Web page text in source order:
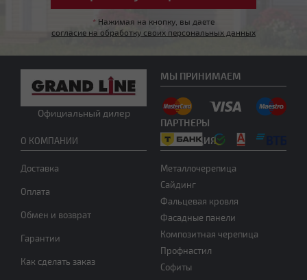
* Нажимая на кнопку, вы даете
согласие на обработку своих персональных данных
Официальный дилер
О КОМПАНИИ
Доставка
Оплата
Обмен и возврат
Гарантии
Как сделать заказ
ПРОДУКЦИЯ
Металлочерепица
Сайдинг
Фальцевая кровля
Фасадные панели
Композитная черепица
Профнастил
Софиты
МЫ ПРИНИМАЕМ
ПАРТНЕРЫ
Другой тип крыши
Нужна консультация